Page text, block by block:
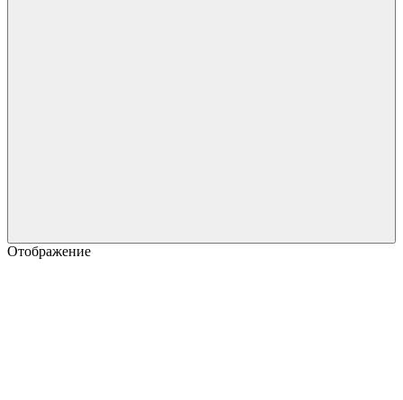
Отображение